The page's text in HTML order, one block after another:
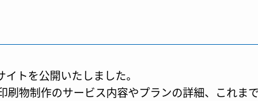
トを公開いたしました。
刷物制作のサービス内容やプランの詳細、これま